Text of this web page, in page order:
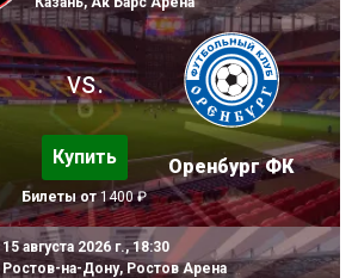
vs.
Купить
Билеты от1400 ₽
Оренбург ФК
15 августа 2026 г., 18:30
Ростов-на-Дону, Ростов Арена